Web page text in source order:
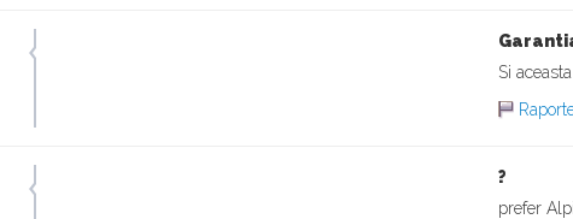
Si
?
prefer